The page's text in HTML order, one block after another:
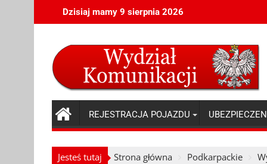
to
Dzisiaj mamy 9 sierpnia 2026
REJESTRACJA POJAZDU
Jesteś tutaj Strona główna Podkarpackie